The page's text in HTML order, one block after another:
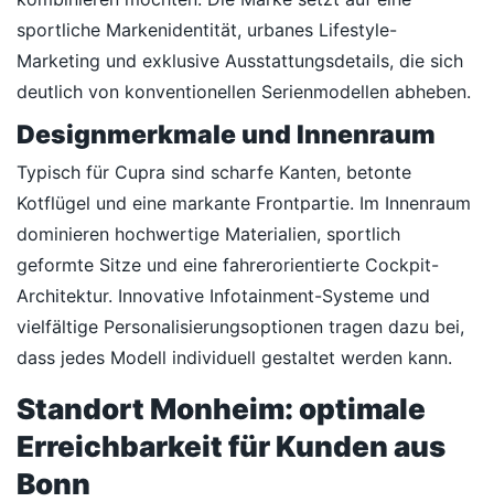
sportliche Markenidentität, urbanes Lifestyle-
Marketing und exklusive Ausstattungsdetails, die sich
deutlich von konventionellen Serienmodellen abheben.
Designmerkmale und Innenraum
Typisch für Cupra sind scharfe Kanten, betonte
Kotflügel und eine markante Frontpartie. Im Innenraum
dominieren hochwertige Materialien, sportlich
geformte Sitze und eine fahrerorientierte Cockpit-
Architektur. Innovative Infotainment-Systeme und
vielfältige Personalisierungsoptionen tragen dazu bei,
dass jedes Modell individuell gestaltet werden kann.
Standort Monheim: optimale
Erreichbarkeit für Kunden aus
Bonn